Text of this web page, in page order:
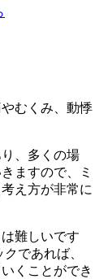
むくみ、動悸
、多くの場
ますので、ミ
え方が非常に
難しいです
であれば、
くことができ